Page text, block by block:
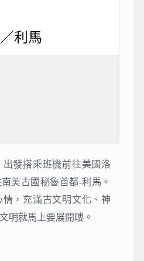
利馬
發搭乘班機前往美國洛
美古國秘魯首都-利馬。
，充滿古文明文化、神
明就馬上要展開嘍。